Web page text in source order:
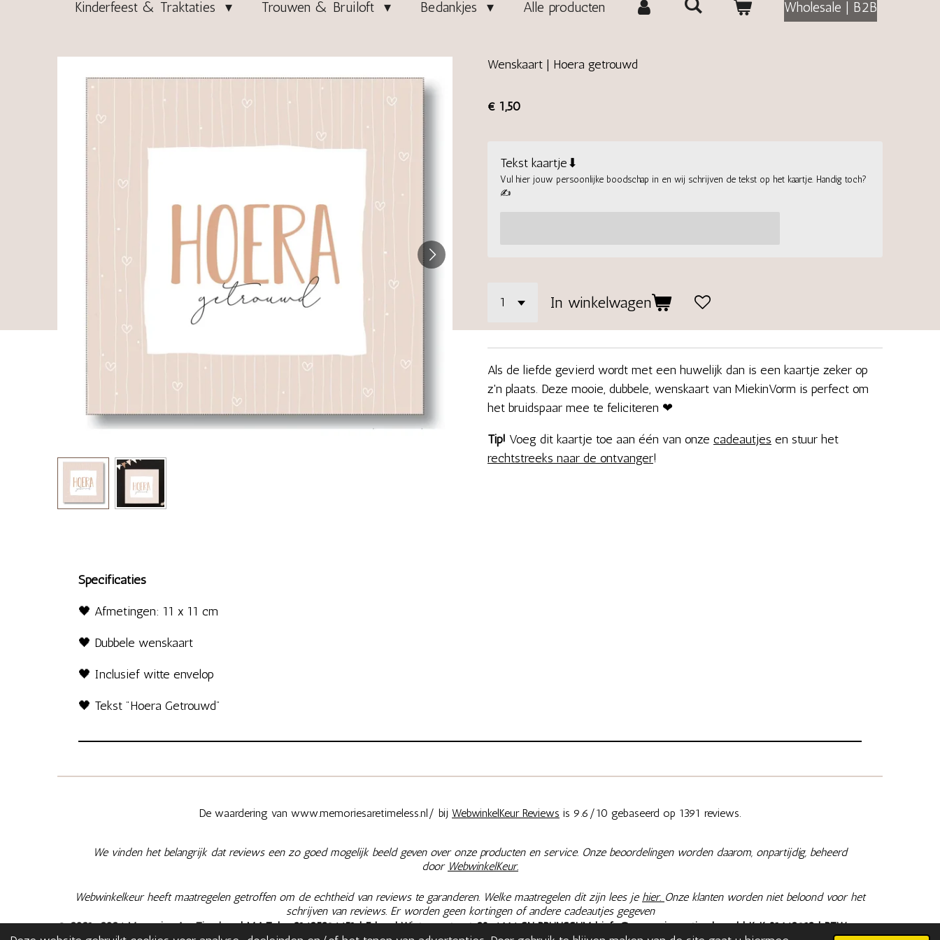
Kinderfeest & Traktaties Trouwen & Bruiloft Bedankjes Alle producten Wholesale | B2B
Wenskaart | Hoera getrouwd
€ 1,50
Tekst kaartje⬇
Vul hier jouw persoonlijke boodschap in en wij schrijven de tekst op het kaartje. Handig toch?
✍
In winkelwagen
Als de liefde gevierd wordt met een huwelijk dan is een kaartje zeker op
z'n plaats. Deze mooie, dubbele, wenskaart van MiekinVorm is perfect om
het bruidspaar mee te feliciteren ❤
Tip! Voeg dit kaartje toe aan één van onze cadeautjes en stuur het
rechtstreeks naar de ontvanger!
Specificaties
🖤 Afmetingen: 11 x 11 cm
🖤 Dubbele wenskaart
🖤 Inclusief witte envelop
🖤 Tekst "Hoera Getrouwd"
De waardering van www.memoriesaretimeless.nl/ bij WebwinkelKeur Reviews is 9.6/10 gebaseerd op 1391 reviews.
We vinden het belangrijk dat reviews een zo goed mogelijk beeld geven over onze producten en service. Onze beoordelingen worden daarom, onpartijdig, beheerd
door WebwinkelKeur.
Webwinkelkeur heeft maatregelen getroffen om de echtheid van reviews te garanderen. Welke maatregelen dit zijn lees je hier. Onze klanten worden niet beloond voor het
schrijven van reviews. Er worden geen kortingen of andere cadeautjes gegeven
© 2021-2026 Memories Are Timeless| M.A.T. | +31625396651| Eduard Wintgensstraat 28, 6446 SN BRUNSSUM |info@memoriesaretimeless.nl| KvK 81462913 | BTW